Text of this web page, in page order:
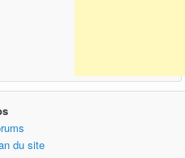
du site